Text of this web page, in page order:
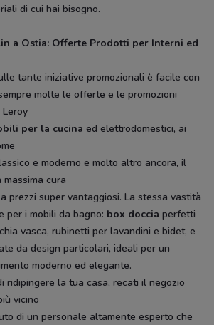
di cui hai bisogno.
a Ostia: Offerte Prodotti per Interni ed
tante iniziative promozionali è facile con
molte le offerte e le promozioni
per la cucina ed elettrodomestici, ai
e moderno e molto altro ancora, il
cura
prezzi super vantaggiosi. La stessa vastità
per i mobili da bagno: box doccia perfetti
vasca, rubinetti per lavandini e bidet, e
da design particolari, ideali per un
moderno ed elegante.
ridipingere la tua casa, recati il negozio
vicino
di un personale altamente esperto che